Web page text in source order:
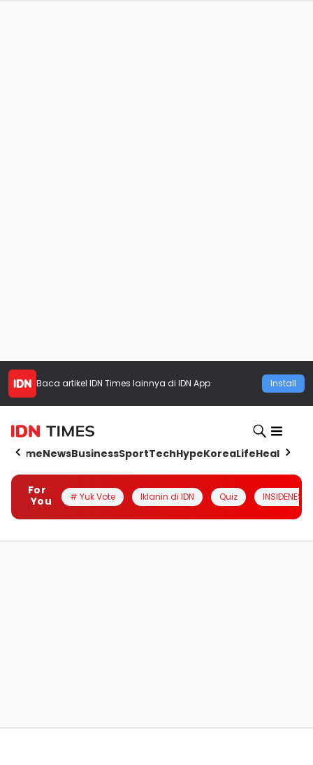
Baca artikel IDN Times lainnya di IDN App Install
HomeNewsBusinessSportTechHypeKoreaLifeHealth
For
You
# Yuk Vote Iklanin di IDN Quiz INSIDENESIA